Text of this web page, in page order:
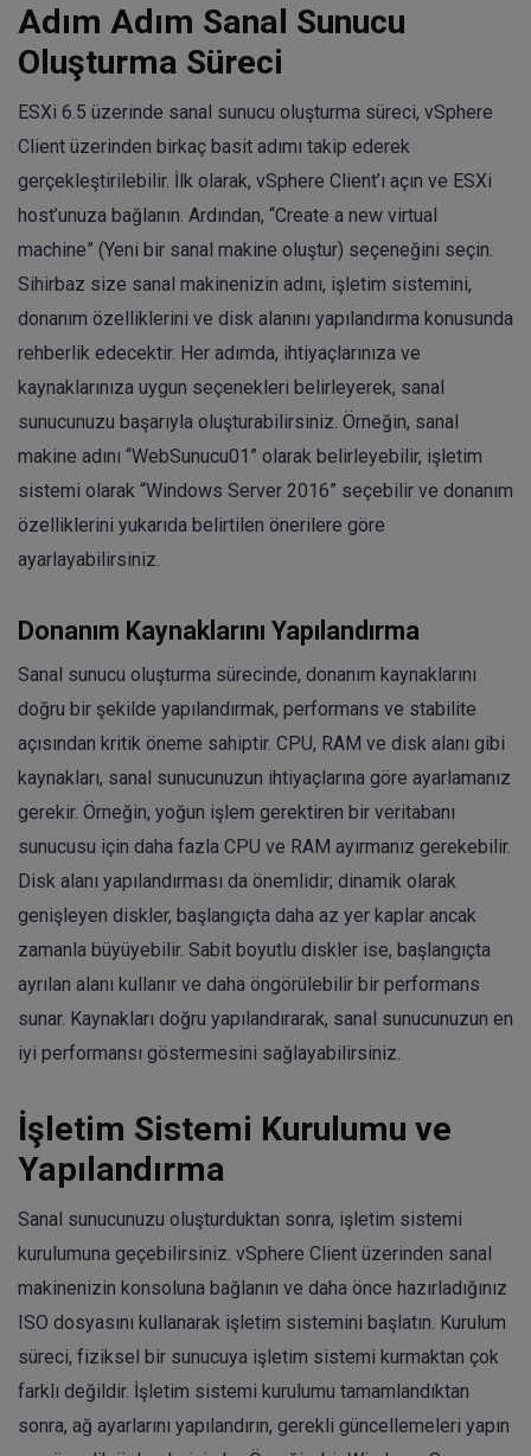
Adım Adım Sanal Sunucu
Oluşturma Süreci
ESXi 6.5 üzerinde sanal sunucu oluşturma süreci, vSphere
Client üzerinden birkaç basit adımı takip ederek
gerçekleştirilebilir. İlk olarak, vSphere Client’ı açın ve ESXi
host’unuza bağlanın. Ardından, “Create a new virtual
machine” (Yeni bir sanal makine oluştur) seçeneğini seçin.
Sihirbaz size sanal makinenizin adını, işletim sistemini,
donanım özelliklerini ve disk alanını yapılandırma konusunda
rehberlik edecektir. Her adımda, ihtiyaçlarınıza ve
kaynaklarınıza uygun seçenekleri belirleyerek, sanal
sunucunuzu başarıyla oluşturabilirsiniz. Örneğin, sanal
makine adını “WebSunucu01” olarak belirleyebilir, işletim
sistemi olarak “Windows Server 2016” seçebilir ve donanım
özelliklerini yukarıda belirtilen önerilere göre
ayarlayabilirsiniz.
Donanım Kaynaklarını Yapılandırma
Sanal sunucu oluşturma sürecinde, donanım kaynaklarını
doğru bir şekilde yapılandırmak, performans ve stabilite
açısından kritik öneme sahiptir. CPU, RAM ve disk alanı gibi
kaynakları, sanal sunucunuzun ihtiyaçlarına göre ayarlamanız
gerekir. Örneğin, yoğun işlem gerektiren bir veritabanı
sunucusu için daha fazla CPU ve RAM ayırmanız gerekebilir.
Disk alanı yapılandırması da önemlidir; dinamik olarak
genişleyen diskler, başlangıçta daha az yer kaplar ancak
zamanla büyüyebilir. Sabit boyutlu diskler ise, başlangıçta
ayrılan alanı kullanır ve daha öngörülebilir bir performans
sunar. Kaynakları doğru yapılandırarak, sanal sunucunuzun en
iyi performansı göstermesini sağlayabilirsiniz.
İşletim Sistemi Kurulumu ve
Yapılandırma
Sanal sunucunuzu oluşturduktan sonra, işletim sistemi
kurulumuna geçebilirsiniz. vSphere Client üzerinden sanal
makinenizin konsoluna bağlanın ve daha önce hazırladığınız
ISO dosyasını kullanarak işletim sistemini başlatın. Kurulum
süreci, fiziksel bir sunucuya işletim sistemi kurmaktan çok
farklı değildir. İşletim sistemi kurulumu tamamlandıktan
sonra, ağ ayarlarını yapılandırın, gerekli güncellemeleri yapın